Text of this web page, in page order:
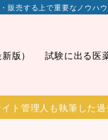
売する上で重要なノウハ
版） 試験に出る医
イト管理人も執筆した